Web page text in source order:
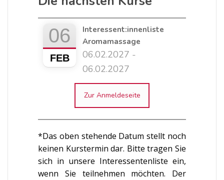
06
FEB
Interessent:innenliste
Aromamassage
06.02.2027 -
06.02.2027
Zur Anmeldeseite
*Das oben stehende Datum stellt noch
keinen Kurstermin dar. Bitte tragen Sie
sich in unsere Interessentenliste ein,
wenn Sie teilnehmen möchten. Der